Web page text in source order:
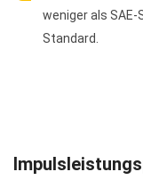
weniger als SAE-
Standard.